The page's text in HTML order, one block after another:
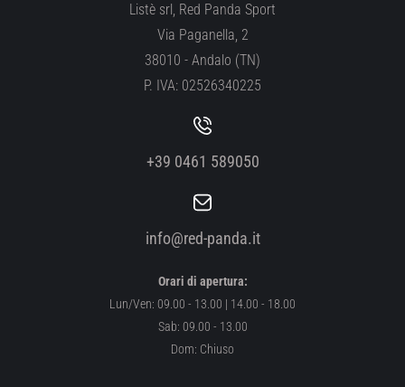
Listè srl, Red Panda Sport
Via Paganella, 2
38010 - Andalo (TN)
P. IVA: 02526340225
+39 0461 589050
info@red-panda.it
Orari di apertura:
Lun/Ven: 09.00 - 13.00 | 14.00 - 18.00
Sab: 09.00 - 13.00
Dom: Chiuso